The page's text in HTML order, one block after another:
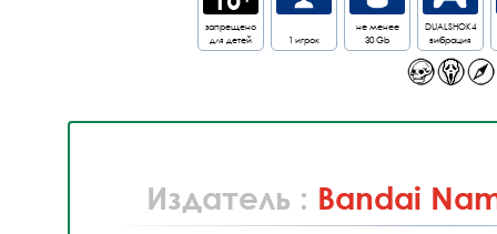
запрещено
для детей
1 игрок
не менее
30 Gb
DUALSHOK4
вибрация
Издатель : Bandai